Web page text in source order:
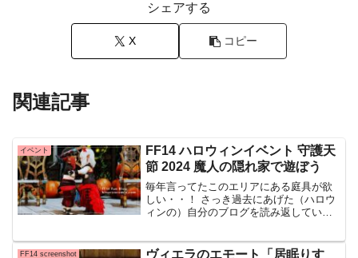
シェアする
X コピー
関連記事
イベント
FF14 ハロウィンイベント 守護天
節 2024 魔人の隠れ家で遊ぼう
毎年言ってたこのエリアにある庭具が欲
しい・・！ さっき過去にあげた（ハロウ
ィンの）自分のブログを読み返していた
なんですここは 期間限定とかもったいな
FF14 screenshot
ヴィエラのエモート「居眠りす